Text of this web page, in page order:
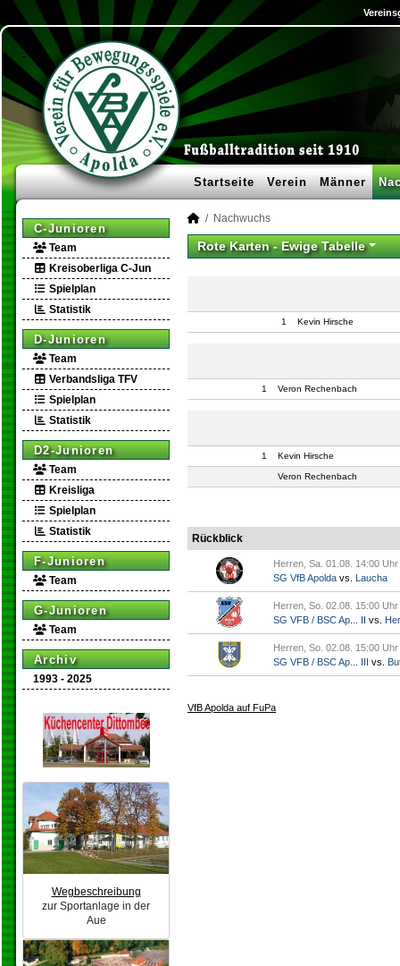
Startseite Verein Männer
C-Junioren
Team
Kreisoberliga C-Jun
Spielplan
Statistik
D-Junioren
Team
Verbandsliga TFV
Spielplan
Statistik
D2-Junioren
Team
Kreisliga
Spielplan
Statistik
F-Junioren
Team
G-Junioren
Team
Archiv
1993 - 2025
Wegbeschreibung
zur Sportanlage in der
Aue
Nachwuchs
Rote Karten -Ewige Tabelle
1 Kevin Hirsche
1 Veron Rechenbach
1 Kevin Hirsche
Veron Rechenbach
Rückblick
Herren, Sa. 01.08. 14:00 Uhr
SG VfB Apolda vs. Laucha
Herren, So. 02.08. 15:00 Uhr
SG VFB / BSC Ap... II vs.
Herren, So. 02.08. 15:00 Uhr
SG VFB / BSC Ap... III vs.
VfB Apolda auf FuPa